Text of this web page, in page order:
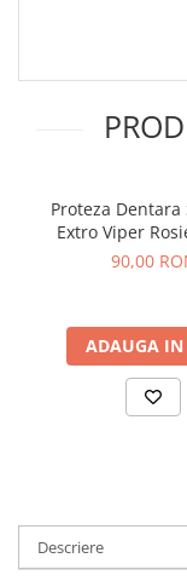
Proteza Dentara SafeJawz
Extro Viper
90,00
ADAUGA IN
Descriere